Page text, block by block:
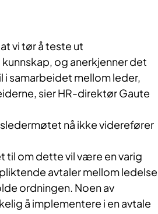
vi tør å teste ut
og anerkjenner det
samarbeidet mellom leder,
sier HR-direktør Gaute
nå ikke viderefører
til om dette vil være en varig
avtaler mellom ledelse
ordningen. Noen av
å implementere i en avtale